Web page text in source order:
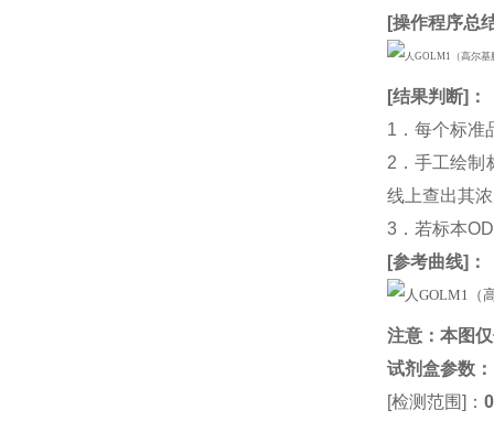
[操作程序总
[结果判断]：
1．每个标准
2．手工绘制
线上查出其
3．若标本
[参考曲线]：
注意：本图
试剂盒参数 ：
[检测范围]：